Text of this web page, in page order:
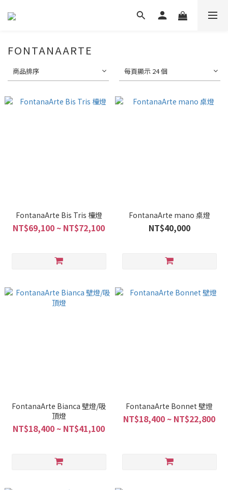
FONTANAARTE
商品排序 每頁顯示 24 個
FontanaArte Bis Tris 檯燈
NT$69,100 ~ NT$72,100
FontanaArte mano 桌燈
NT$40,000
FontanaArte Bianca 壁燈/吸
頂燈
NT$18,400 ~ NT$41,100
FontanaArte Bonnet 壁燈
NT$18,400 ~ NT$22,800